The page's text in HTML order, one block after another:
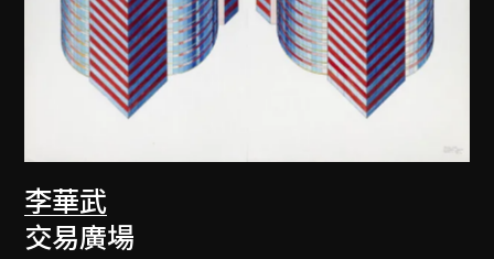
李華武
交易廣場